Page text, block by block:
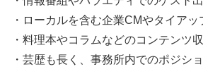
・ローカルを含む企業CMやタイアッ
・料理本やコラムなどのコンテンツ
・芸歴も長く、事務所内でのポジシ